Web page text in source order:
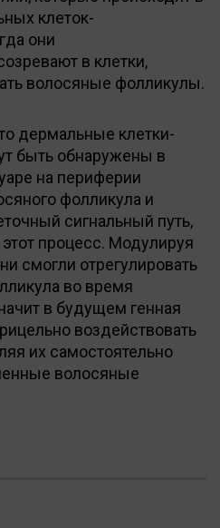
клеток-
они
в клетки,
волосяные фолликулы.
дермальные клетки-
быть обнаружены в
на периферии
фолликула и
сигнальный путь,
процесс. Модулируя
смогли отрегулировать
во время
в будущем генная
воздействовать
их самостоятельно
волосяные